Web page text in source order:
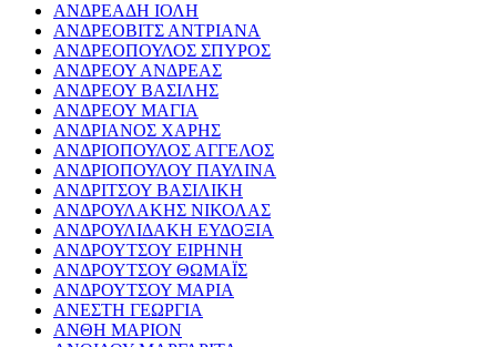
ΑΝΔΡΕΑΔΗ ΙΟΛΗ
ΑΝΔΡΕΟΒΙΤΣ ΑΝΤΡΙΑΝΑ
ΑΝΔΡΕΟΠΟΥΛΟΣ ΣΠΥΡΟΣ
ΑΝΔΡΕΟΥ ΑΝΔΡΕΑΣ
ΑΝΔΡΕΟΥ ΒΑΣΙΛΗΣ
ΑΝΔΡΕΟΥ ΜΑΓΙΑ
ΑΝΔΡΙΑΝΟΣ ΧΑΡΗΣ
ΑΝΔΡΙΟΠΟΥΛΟΣ ΑΓΓΕΛΟΣ
ΑΝΔΡΙΟΠΟΥΛΟΥ ΠΑΥΛΙΝΑ
ΑΝΔΡΙΤΣΟΥ ΒΑΣΙΛΙΚΗ
ΑΝΔΡΟΥΛΑΚΗΣ ΝΙΚΟΛΑΣ
ΑΝΔΡΟΥΛΙΔΑΚΗ ΕΥΔΟΞΙΑ
ΑΝΔΡΟΥΤΣΟΥ ΕΙΡΗΝΗ
ΑΝΔΡΟΥΤΣΟΥ ΘΩΜΑΪΣ
ΑΝΔΡΟΥΤΣΟΥ ΜΑΡΙΑ
ΑΝΕΣΤΗ ΓΕΩΡΓΙΑ
ΑΝΘΗ ΜΑΡΙΟΝ